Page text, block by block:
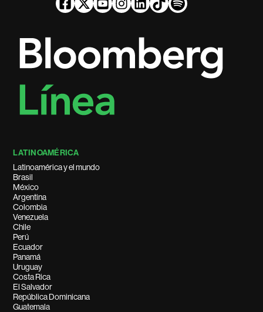
LATINOAMÉRICA
Latinoamérica y el mundo
Brasil
México
Argentina
Colombia
Venezuela
Chile
Perú
Ecuador
Panamá
Uruguay
Costa Rica
El Salvador
República Dominicana
Guatemala